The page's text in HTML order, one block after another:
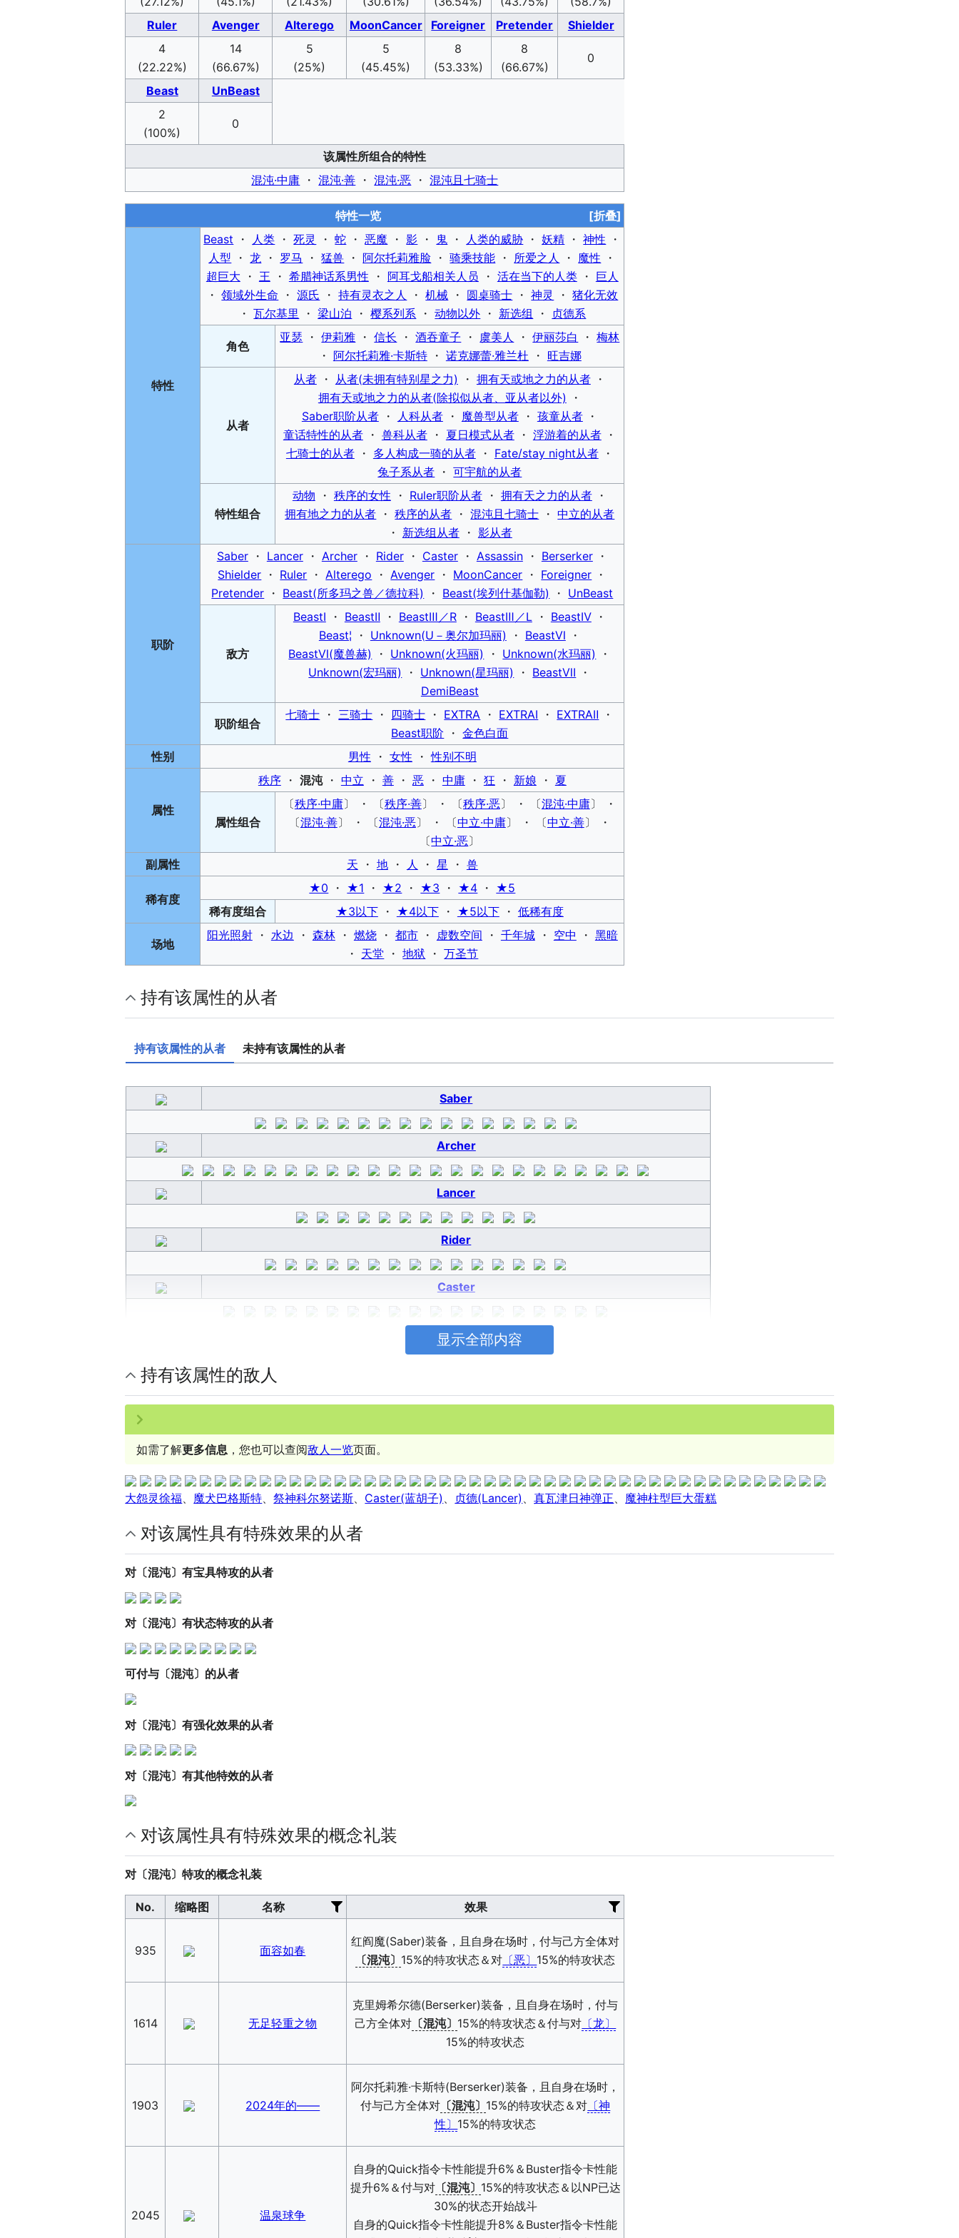
Ruler
Avenger Alterego MoonCancer Foreigner Pretender
Shielder
4
(22.22%)
14
(66.67%)
5
(25%)
5
(45.45%)
8
(53.33%)
8
(66.67%)
0
Beast
UnBeast
2
(100%)
0
该属性所组合的特性
混沌·中庸 ・混沌·善 ・混沌·恶 ・混沌且七骑士
特性一览 [折叠]
特性
Beast ・ 人类 ・死灵 ・蛇 ・恶魔 ・影 ・ 鬼 ・ 人类的威胁 ・妖精 ・神性 ・
人型 ・龙 ・ 罗马 ・猛兽 ・ 阿尔托莉雅脸 ・骑乘技能 ・ 所爱之人 ・ 魔性 ・
超巨大 ・ 王 ・ 希腊神话系男性 ・ 阿耳戈船相关人员 ・ 活在当下的人类・ 巨人
・领域外生命 ・源氏 ・持有灵衣之人 ・机械 ・ 圆桌骑士 ・神灵 ・猪化无效
・瓦尔基里 ・梁山泊 ・樱系列系 ・动物以外 ・ 新选组 ・ 贞德系
角色
亚瑟 ・伊莉雅 ・信长 ・酒吞童子 ・ 虞美人 ・伊丽莎白 ・梅林
・ 阿尔托莉雅·卡斯特・ 诺克娜蕾·雅兰杜 ・ 旺吉娜
从者
从者・ 从者(未拥有特别星之力) ・ 拥有天或地之力的从者・
拥有天或地之力的从者(除拟似从者、亚从者以外) ・
Saber职阶从者・ 人科从者・ 魔兽型从者・ 孩童从者・
童话特性的从者・ 兽科从者・ 夏日模式从者・ 浮游着的从者・
七骑士的从者・ 多人构成一骑的从者・ Fate/stay night从者・
兔子系从者 ・可宇航的从者
特性组合
动物 ・ 秩序的女性 ・ Ruler职阶从者・ 拥有天之力的从者・
拥有地之力的从者 ・秩序的从者 ・混沌且七骑士 ・中立的从者
・ 新选组从者・ 影从者
职阶
Saber・ Lancer・ Archer・ Rider・ Caster・ Assassin・ Berserker・
Shielder ・ Ruler ・Alterego ・Avenger ・ MoonCancer ・ Foreigner ・
Pretender ・ Beast(所多玛之兽／德拉科) ・ Beast(埃列什基伽勒) ・ UnBeast
敌方
BeastⅠ ・ BeastⅡ ・ BeastⅢ／R・ BeastⅢ／L・ BeastⅣ・
Beast¦ ・ Unknown(U－奥尔加玛丽) ・ BeastⅥ ・
BeastⅥ(魔兽赫)
・ Unknown(火玛丽) ・ Unknown(水玛丽)
・
Unknown(宏玛丽)
・ Unknown(星玛丽) ・ BeastⅦ ・
DemiBeast
职阶组合
七骑士 ・三骑士 ・ 四骑士 ・ EXTRA ・ EXTRAⅠ ・ EXTRAⅡ ・
Beast职阶 ・金色白面
性别
男性 ・ 女性 ・性别不明
属性
秩序・ 混沌・ 中立 ・ 善・ 恶・ 中庸・ 狂 ・ 新娘 ・ 夏
属性组合
〔秩序·中庸〕 ・ 〔秩序·善〕 ・ 〔秩序·恶〕 ・ 〔混沌·中庸〕 ・
〔混沌·善〕 ・ 〔混沌·恶〕 ・ 〔中立·中庸〕 ・ 〔中立·善〕 ・
〔中立·恶〕
副属性
天 ・ 地・ 人 ・ 星 ・ 兽
稀有度
★0 ・ ★1 ・ ★2 ・ ★3 ・ ★4 ・ ★5
稀有度组合 ★3以下・ ★4以下・ ★5以下・ 低稀有度
场地
阳光照射・ 水边 ・ 森林・ 燃烧・ 都市・ 虚数空间 ・ 千年城・ 空中 ・ 黑暗
・ 天堂 ・地狱 ・万圣节
持有该属性的从者
持有该属性的从者 未持有该属性的从者
Saber
Archer
Lancer
Rider
Caster
Assassin
Avenger
显示全部内容
持有该属性的敌人
如需了解更多信息 ，您也可以查阅敌人一览页面。
大怨灵徐福、 魔犬巴格斯特、祭神科尔努诺斯、 Caster(蓝胡子) 、 贞德(Lancer) 、真瓦津日神弹正、 魔神柱型巨大蛋糕
对该属性具有特殊效果的从者
对〔混沌〕有宝具特攻的从者
对〔混沌〕有状态特攻的从者
可付与〔混沌〕的从者
对〔混沌〕有强化效果的从者
对〔混沌〕有其他特效的从者
对该属性具有特殊效果的概念礼装
对〔混沌〕特攻的概念礼装
No. 缩略图 名称 效果
935 面容如春
红阎魔(Saber)装备，且自身在场时，付与己方全体对
〔混沌〕 15%的特攻状态＆对 〔恶〕 15%的特攻状态
1614 无足轻重之物
克里姆希尔德(Berserker)装备，且自身在场时，付与
己方全体对 〔混沌〕 15%的特攻状态＆付与对 〔龙〕
15%的特攻状态
1903 2024年的——
阿尔托莉雅·卡斯特(Berserker)装备，且自身在场时，
付与己方全体对 〔混沌〕 15%的特攻状态＆对 〔神
性〕 15%的特攻状态
2045 温泉球争
自身的Quick指令卡性能提升6%＆Buster指令卡性能
提升6%＆付与对〔混沌〕 15%的特攻状态＆以NP已达
30%的状态开始战斗
自身的Quick指令卡性能提升8%＆Buster指令卡性能